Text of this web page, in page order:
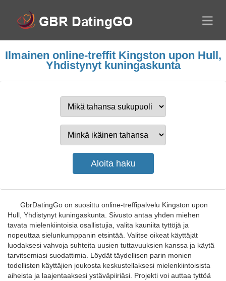
Ilmainen online-treffit Kingston upon Hull,
Yhdistynyt kuningaskunta
GbrDatingGo on suosittu online-treffipalvelu Kingston upon
Hull, Yhdistynyt kuningaskunta. Sivusto antaa yhden miehen
tavata mielenkiintoisia osallistujia, valita kauniita tyttöjä ja
nopeuttaa sielunkumppanin etsintää. Valitse oikeat käyttäjät
luodaksesi vahvoja suhteita uusien tuttavuuksien kanssa ja käytä
tarvitsemiasi suodattimia. Löydät täydellisen parin monien
todellisten käyttäjien joukosta keskustellaksesi mielenkiintoisista
aiheista ja laajentaaksesi ystäväpiiriäsi. Projekti voi auttaa tyttöä